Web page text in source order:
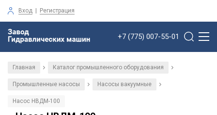
Вход | Регистрация
+7 (775) 007-55-01
Главная / Каталог промышленного оборудования /
Промышленные насосы / Насосы вакуумные /
Насос НВДМ-100